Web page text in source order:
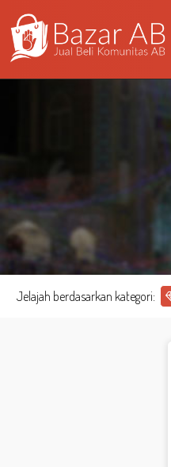
Jelajah berdasarkan kategori: